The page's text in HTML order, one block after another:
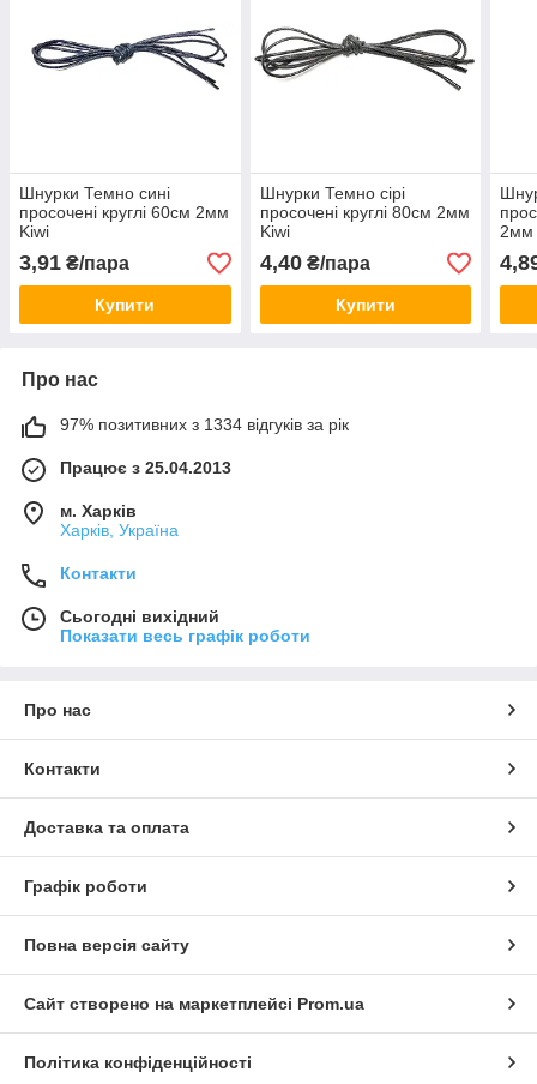
Шнурки Темно сині
просочені круглі 60см 2мм
Kiwi
3,91 ₴/пара
Купити
Шнурки Темно сірі
просочені круглі 80см 2мм
Kiwi
4,40₴/пара
Купити
2мм
Про нас
97% позитивних з 1334 відгуків за рік
Працює з 25.04.2013
м. Харків
Харків, Україна
Контакти
Сьогодні вихідний
Показати весь графік роботи
Про нас
Контакти
Доставка та оплата
Графік роботи
Повна версія сайту
Сайт створено на маркетплейсі Prom.ua
Політика конфіденційності